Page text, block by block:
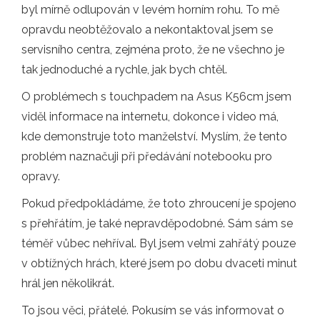
byl mírně odlupován v levém horním rohu. To mě
opravdu neobtěžovalo a nekontaktoval jsem se
servisního centra, zejména proto, že ne všechno je
tak jednoduché a rychle, jak bych chtěl.
O problémech s touchpadem na Asus K56cm jsem
viděl informace na internetu, dokonce i video má,
kde demonstruje toto manželství. Myslím, že tento
problém naznačuji při předávání notebooku pro
opravy.
Pokud předpokládáme, že toto zhroucení je spojeno
s přehřátím, je také nepravděpodobné. Sám sám se
téměř vůbec nehříval. Byl jsem velmi zahřátý pouze
v obtížných hrách, které jsem po dobu dvaceti minut
hrál jen několikrát.
To jsou věci, přátelé. Pokusím se vás informovat o